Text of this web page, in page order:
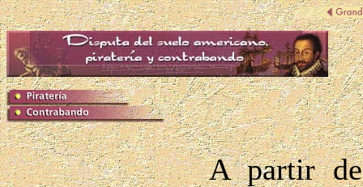
A partir